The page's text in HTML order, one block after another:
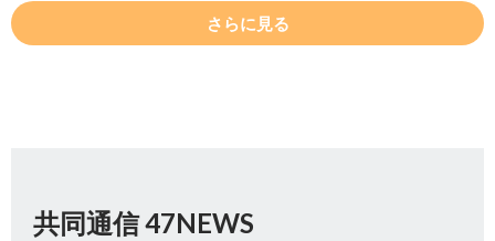
さらに見る
共同通信 47NEWS